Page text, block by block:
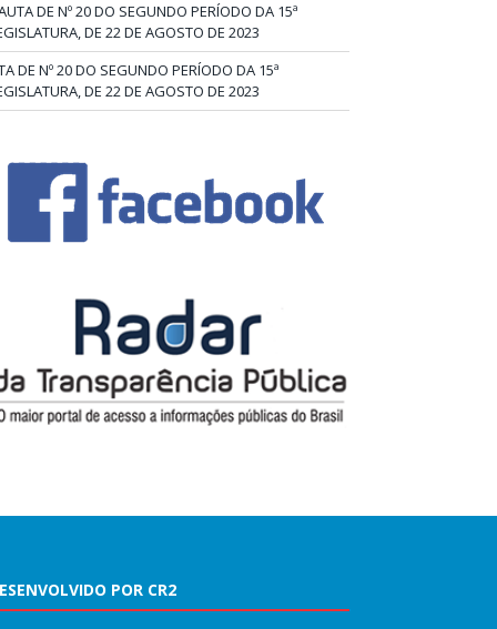
DE Nº 20 DO SEGUNDO PERÍODO DA 15ª
DE 22 DE AGOSTO DE 2023
DE Nº 20 DO SEGUNDO PERÍODO DA 15ª
DE 22 DE AGOSTO DE 2023
POR CR2